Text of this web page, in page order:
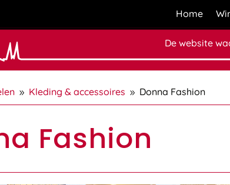
Home
De website
9 Kleding & accessoires 9 Donna Fashion
Fashion